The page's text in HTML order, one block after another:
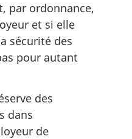
par ordonnance,
et si elle
sécurité des
pour autant
des
dans
de